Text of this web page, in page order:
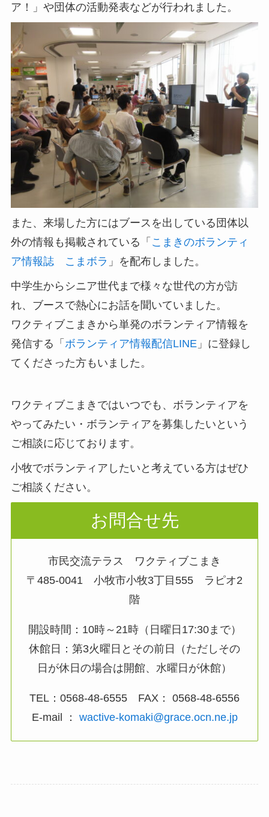
ア！」や団体の活動発表などが行われました。
また、来場した方にはブースを出している団体以
外の情報も掲載されている「 こまきのボランティ
ア情報誌 こまボラ 」を配布しました。
中学生からシニア世代まで様々な世代の方が訪
れ、ブースで熱心にお話を聞いていました。
ワクティブこまきから単発のボランティア情報を
発信する「 ボランティア情報配信LINE 」に登録し
てくださった方もいました。
ワクティブこまきではいつでも、ボランティアを
やってみたい・ボランティアを募集したいという
ご相談に応じております。
小牧でボランティアしたいと考えている方はぜひ
ご相談ください。
お問合せ先
市民交流テラス ワクティブこまき
〒485-0041 小牧市小牧3丁目555 ラピオ2
階
開設時間：10時～21時（日曜日17:30まで）
休館日：第3火曜日とその前日（ただしその
日が休日の場合は開館、水曜日が休館）
TEL：0568-48-6555 FAX： 0568-48-6556
E-mail ： wactive-komaki@grace.ocn.ne.jp